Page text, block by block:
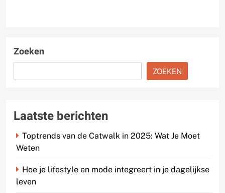
Zoeken
ZOEKEN
Laatste berichten
Toptrends van de Catwalk in 2025: Wat Je Moet
Weten
Hoe je lifestyle en mode integreert in je dagelijkse
leven